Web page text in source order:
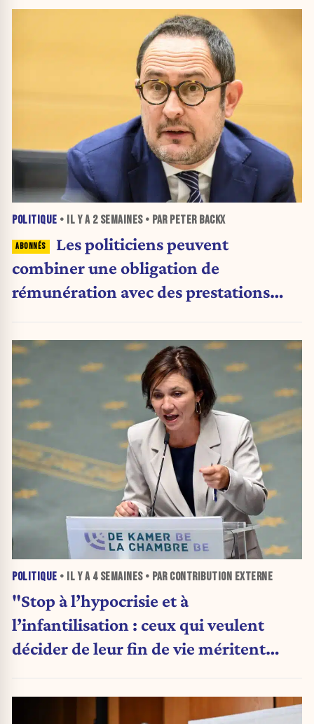
POLITIQUE • IL Y A 2 SEMAINES• PAR PETER BACKX
Les politiciens peuvent
combiner une obligation de
rémunération avec des prestations
POLITIQUE • IL Y A 4 SEMAINES• PAR CONTRIBUTION EXTERNE
"Stop à l’hypocrisie et à
l’infantilisation : ceux qui veulent
décider de leur fin de vie méritent